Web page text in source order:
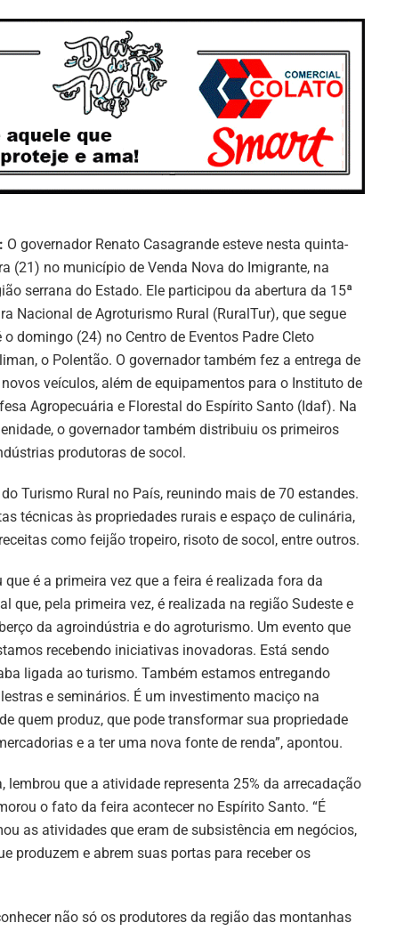
O governador Renato Casagrande esteve nesta quinta-
(21) no município de Venda Nova do Imigrante, na
serrana do Estado. Ele participou da abertura da 15ª
Nacional de Agroturismo Rural (RuralTur), que segue
o domingo (24) no Centro de Eventos Padre Cleto
o Polentão. O governador também fez a entrega de
veículos, além de equipamentos para o Instituto de
Agropecuária e Florestal do Espírito Santo (Idaf). Na
o governador também distribuiu os primeiros
produtoras de socol.
Turismo Rural no País, reunindo mais de 70 estandes.
técnicas às propriedades rurais e espaço de culinária,
como feijão tropeiro, risoto de socol, entre outros.
é a primeira vez que a feira é realizada fora da
que, pela primeira vez, é realizada na região Sudeste e
da agroindústria e do agroturismo. Um evento que
recebendo iniciativas inovadoras. Está sendo
ligada ao turismo. Também estamos entregando
e seminários. É um investimento maciço na
quem produz, que pode transformar sua propriedade
e a ter uma nova fonte de renda”, apontou.
lembrou que a atividade representa 25% da arrecadação
o fato da feira acontecer no Espírito Santo. “É
as atividades que eram de subsistência em negócios,
produzem e abrem suas portas para receber os
não só os produtores da região das montanhas